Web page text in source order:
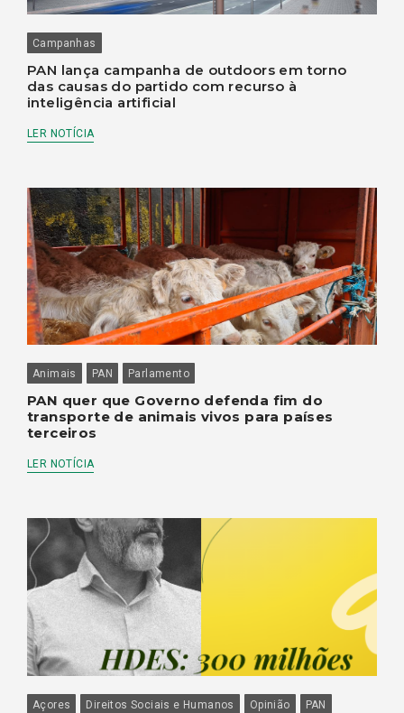
Campanhas
PAN lança campanha de outdoors em torno
das causas do partido com recurso à
inteligência artificial
LER NOTÍCIA
Animais PAN Parlamento
PAN quer que Governo defenda fim do
transporte de animais vivos para países
terceiros
LER NOTÍCIA
Açores Direitos Sociais e Humanos Opinião PAN